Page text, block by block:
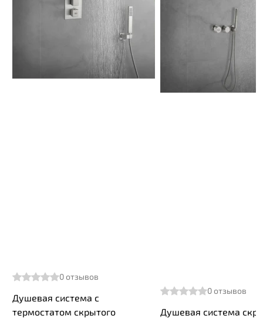
0отзывов
Душевая система с
термостатом скрытого
0отзывов
Душевая система